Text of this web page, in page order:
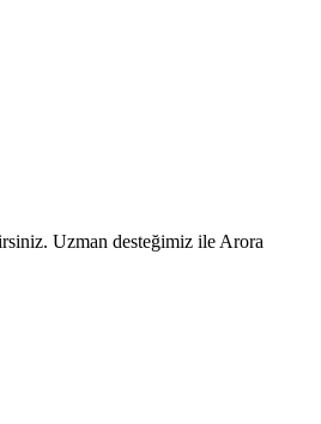
Uzman desteğimiz ile Arora